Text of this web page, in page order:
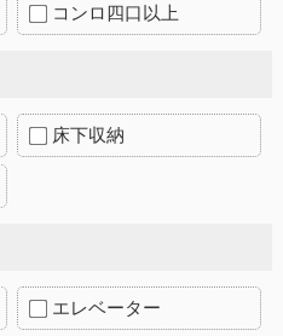
コンロ四口以上
床下収納
エレベーター